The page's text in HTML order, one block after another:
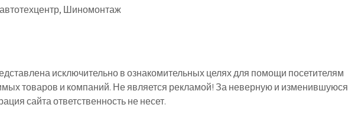
Шиномонтаж
исключительно в ознакомительных целях для помощи посетителям
товаров и компаний. Не является рекламой! За неверную и изменившуюся
сайта ответственность не несет.